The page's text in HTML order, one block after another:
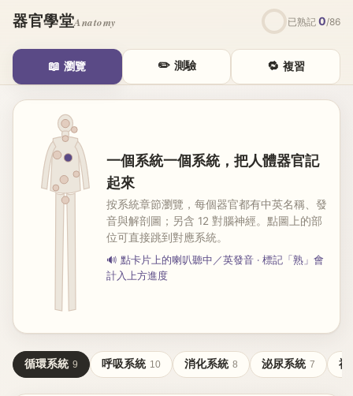
器官學堂Anatomy 已熟記 0/86
📖 瀏覽 ✏️ 測驗 🔁 複習
一個系統一個系統，把人體器官記
起來
按系統章節瀏覽，每個器官都有中英名稱、發
音與解剖圖；另含 12 對腦神經。點圖上的部
位可直接跳到對應系統。
🔊 點卡片上的喇叭聽中／英發音 · 標記「熟」會
計入上方進度
循環系統 9 呼吸系統 10 消化系統 8 泌尿系統 7 神